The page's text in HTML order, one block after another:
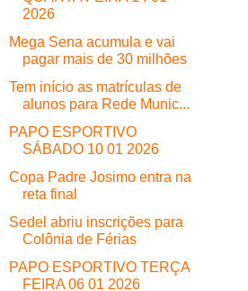
2026
Mega Sena acumula e vai
pagar mais de 30 milhões
Tem início as matrículas de
alunos para Rede Munic...
PAPO ESPORTIVO
SÁBADO 10 01 2026
Copa Padre Josimo entra na
reta final
Sedel abriu inscrições para
Colônia de Férias
PAPO ESPORTIVO TERÇA
FEIRA 06 01 2026